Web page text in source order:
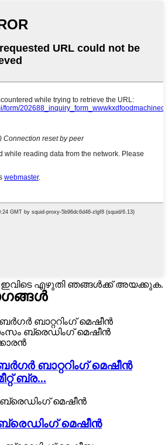
ഇവിടെ എഴുതി ഞങ്ങൾക്ക് അയക്കുക.
ബാറ്ററിംഗ് മെഷീൻ
ബ്ര...
മെഷീൻ